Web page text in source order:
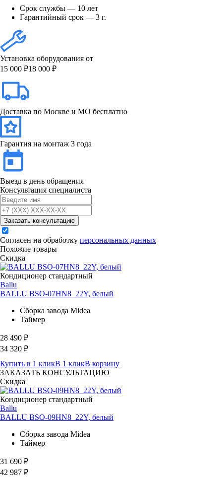
Срок службы — 10 лет
Гарантийный срок — 3 г.
Установка оборудования от
15 000 ₽18 000 ₽
Доставка по Москве и МО бесплатно
Гарантия на монтаж 3 года
Выезд в день обращения
Консультация специалиста
Заказать консультацию
Согласен на обработку персональных данных
Похожие товары
Скидка
Кондиционер стандартный
Ballu
BALLU BSO-07HN8_22Y, белый
Сборка завода Midea
Таймер
28 490 ₽
34 320 ₽
Купить в 1 кликВ 1 кликВ корзину
ЗАКАЗАТЬ КОНСУЛЬТАЦИЮ
Скидка
Кондиционер стандартный
Ballu
BALLU BSO-09HN8_22Y, белый
Сборка завода Midea
Таймер
31 690 ₽
42 987 ₽